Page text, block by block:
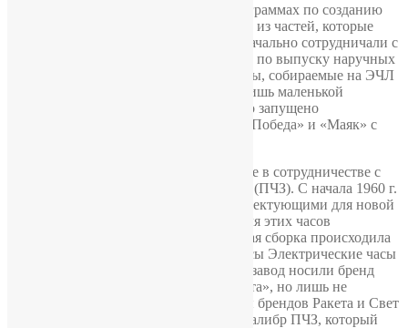
С 50-х г. ЭЧЛ принимал участие в программах по созданию
наручных часов для мужчин и женщин из частей, которые
изготовлены на прочих фабриках. Изначально сотрудничали с
часовыми фабриками в Пензе и Угличе по выпуску наручных
часов для женщин марки «Звезда». Часы, собираемые на ЭЧЛ
отличали от тех же с прочих заводов лишь маленькой
пометкой «ЭЧЛ Ленинград». Ещё было запущено
производство циферблатов для часов «Победа» и «Маяк» с
А в 1960-1970 г. ЭЧЛ принимал участие в сотрудничестве с
часовым предприятием в Петродворце (ПЧЗ). С начала 1960 г.
ПЧЗ снабжает ЭЧЛ калибрами и комплектующими для новой
коллекции часов. Все составляющие для этих часов
изготавливались на ПЧЗ, лишь конечная сборка происходила
на ЭЧЛ. Данные комбинированные часы Электрические часы
Ленинграда/Петродворцовый часовой завод носили бренд
«Свет» и соответствовали часам «Ракета», но лишь не
дизайном циферблата. К примеру, часы брендов Ракета и Свет
с идентичными циферблатами, а ещё калибр ПЧЗ, который